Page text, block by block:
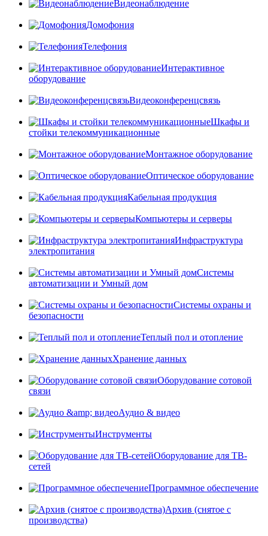
Видеонаблюдение
Домофония
Телефония
Интерактивное
оборудование
Видеоконференцсвязь
Шкафы и
стойки телекоммуникационные
Монтажное оборудование
Оптическое оборудование
Кабельная продукция
Компьютеры и серверы
Инфраструктура
электропитания
Системы
автоматизации и Умный дом
Системы охраны и
безопасности
Теплый пол и отопление
Хранение данных
Оборудование сотовой
связи
Аудио & видео
Инструменты
Оборудование для ТВ-
сетей
Программное обеспечение
Архив (снятое с
производства)